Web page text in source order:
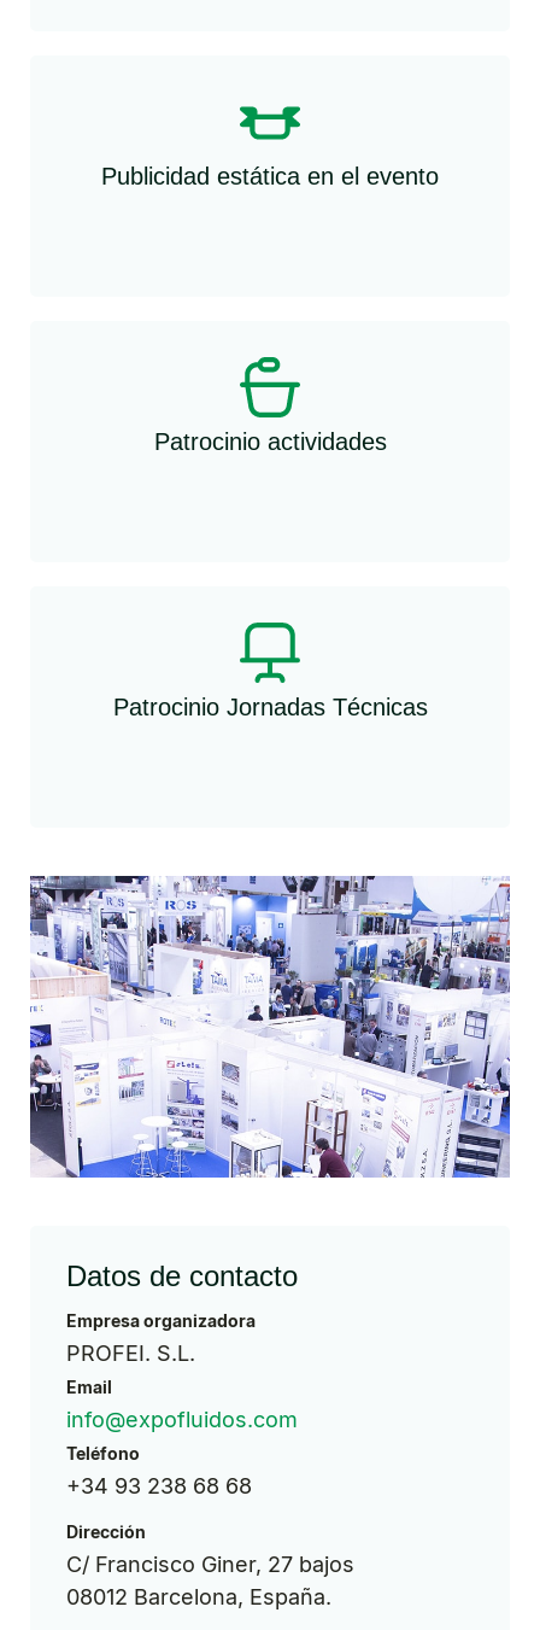
Publicidad estática en el evento​
Patrocinio actividades
Patrocinio Jornadas Técnicas
Datos de contacto
Empresa organizadora
PROFEI. S.L.
Email
info@expofluidos.com
Teléfono
+34 93 238 68 68
Dirección
C/ Francisco Giner, 27 bajos
08012 Barcelona, España.